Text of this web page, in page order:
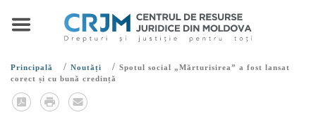
Principală / Noutăți / Spotul social „Mărturisirea” a fost lansat
corect și cu bună credință